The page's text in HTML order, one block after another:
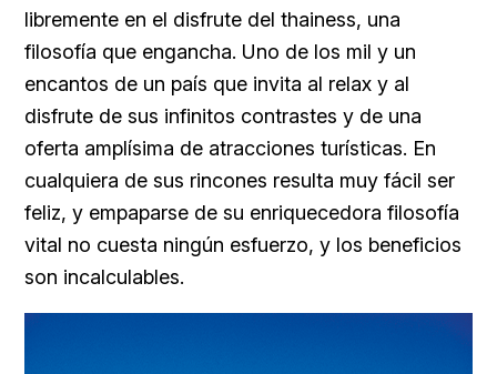
libremente en el disfrute del thainess, una
filosofía que engancha. Uno de los mil y un
encantos de un país que invita al relax y al
disfrute de sus infinitos contrastes y de una
oferta amplísima de atracciones turísticas. En
cualquiera de sus rincones resulta muy fácil ser
feliz, y empaparse de su enriquecedora filosofía
vital no cuesta ningún esfuerzo, y los beneficios
son incalculables.